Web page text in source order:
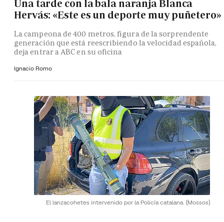
Una tarde con la bala naranja Blanca
Hervás: «Este es un deporte muy puñetero»
La campeona de 400 metros, figura de la sorprendente
generación que está reescribiendo la velocidad española,
deja entrar a ABC en su oficina
Ignacio Romo
El lanzacohetes intervenido por la Policía catalana. (Mossos)